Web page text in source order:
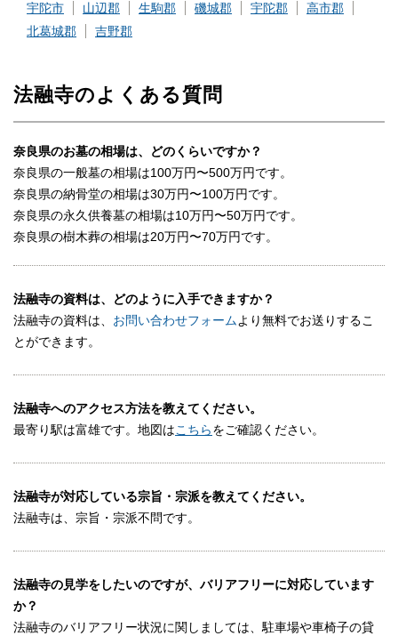
宇陀市
山辺郡 生駒郡 磯城郡 宇陀郡
高市郡
北葛城郡
吉野郡
法融寺のよくある質問
奈良県のお墓の相場は、どのくらいですか？
奈良県の一般墓の相場は100万円〜500万円です。
奈良県の納骨堂の相場は30万円〜100万円です。
奈良県の永久供養墓の相場は10万円〜50万円です。
奈良県の樹木葬の相場は20万円〜70万円です。
法融寺の資料は、どのように入手できますか？
法融寺の資料は、 お問い合わせフォームより無料でお送りするこ
とができます。
法融寺へのアクセス方法を教えてください。
最寄り駅は富雄です。地図はこちらをご確認ください。
法融寺が対応している宗旨・宗派を教えてください。
法融寺は、宗旨・宗派不問です。
法融寺の見学をしたいのですが、バリアフリーに対応しています
か？
法融寺のバリアフリー状況に関しましては、駐車場や車椅子の貸